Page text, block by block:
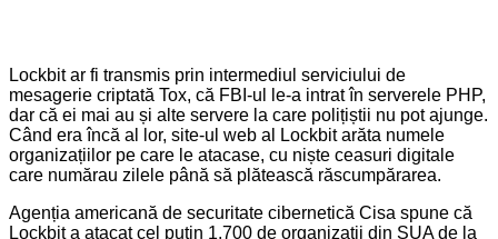
Lockbit ar fi transmis prin intermediul serviciului de
mesagerie criptată Tox, că FBI-ul le-a intrat în serverele PHP,
dar că ei mai au și alte servere la care polițiștii nu pot ajunge.
Când era încă al lor, site-ul web al Lockbit arăta numele
organizațiilor pe care le atacase, cu niște ceasuri digitale
care numărau zilele până să plătească răscumpărarea.
Agenția americană de securitate cibernetică Cisa spune că
Lockbit a atacat cel puțin 1.700 de organizații din SUA de la